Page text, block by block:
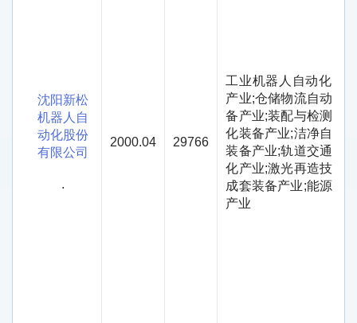
沈阳新松
机器人自
动化股份
有限公司
.
2000.04 29766
工业机器人自动化装
产业;仓储物流自动化
备产业;装配与检测自
化装备产业;洁净自动
装备产业;轨道交通自
化产业;激光再造技术
成套装备产业;能源装
产业